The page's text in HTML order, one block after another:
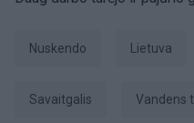
nuskendo Lietuva
savaitgalis vandens